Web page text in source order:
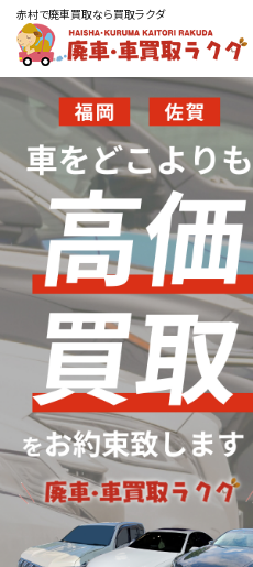
赤村で廃車買取なら買取ラクダ